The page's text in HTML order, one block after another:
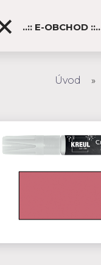
..:: E-OBCHOD ::..
Úvod »